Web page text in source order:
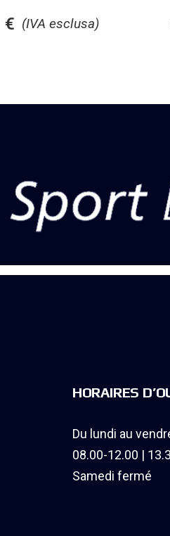
(IVA esclusa)
€
HORAIRES
Du lundi au
08.00-12.00 |
Samedi fermé